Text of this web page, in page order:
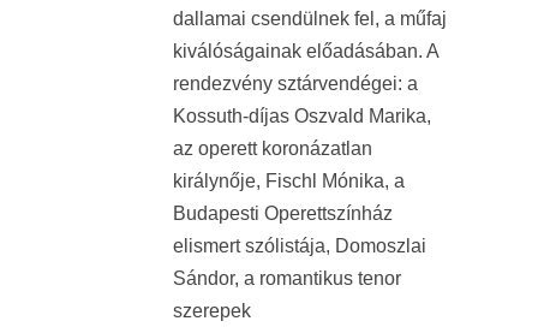
dallamai csendülnek fel, a műfaj
kiválóságainak előadásában. A
rendezvény sztárvendégei: a
Kossuth-díjas Oszvald Marika,
az operett koronázatlan
királynője, Fischl Mónika, a
Budapesti Operettszínház
elismert szólistája, Domoszlai
Sándor, a romantikus tenor
szerepek